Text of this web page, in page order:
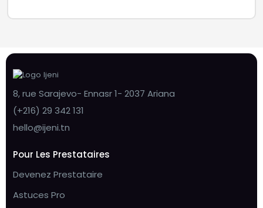
8, rue Sarajevo- Ennasr 1- 2037 Ariana
(+216) 29 342 131
hello@ijeni.tn
Pour Les Prestataires
Devenez Prestataire
Astuces Pro